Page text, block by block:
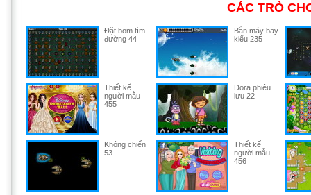
CÁC TRÒ
Đặt bom tìm
đường 44
Bắn máy bay
kiểu 235
Thiết kế
người mẫu
455
Dora phiêu
lưu 22
Không chiến
53
Thiết kế
người mẫu
456